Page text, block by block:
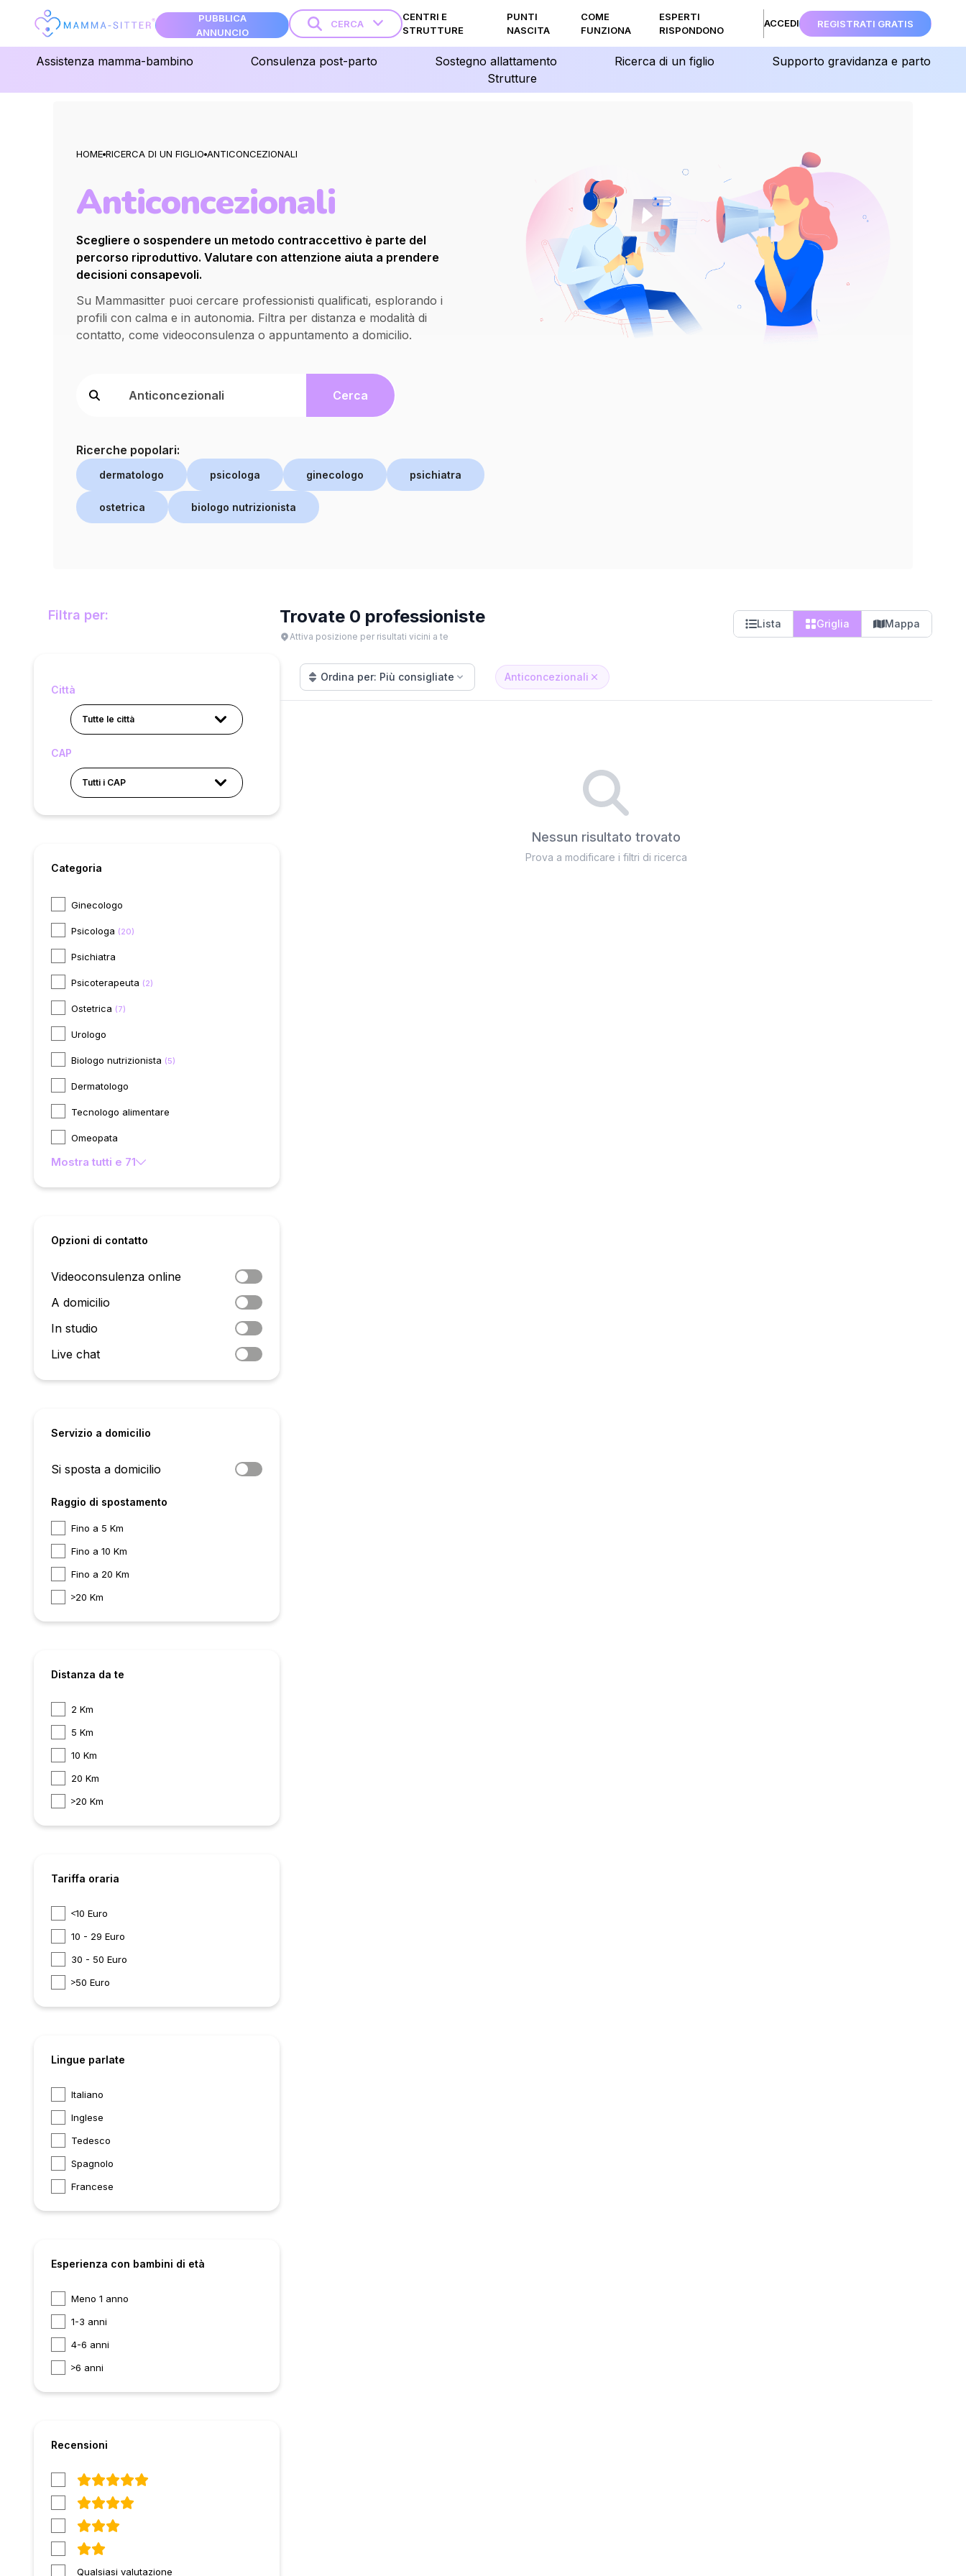
PUBBLICA
ANNUNCIO
CERCA
CENTRI E
STRUTTURE
PUNTI
NASCITA
COME
FUNZIONA
ESPERTI
RISPONDONO
ACCEDI REGISTRATI GRATIS
Assistenza mamma-bambino Consulenza post-parto Sostegno allattamento Ricerca di un figlio
Supporto gravidanza e parto
Strutture
HOME RICERCA DI UN FIGLIO ANTICONCEZIONALI
Anticoncezionali
Scegliere o sospendere un metodo contraccettivo è parte del
percorso riproduttivo. Valutare con attenzione aiuta a prendere
decisioni consapevoli.
Su Mammasitter puoi cercare professionisti qualificati, esplorando i
profili con calma e in autonomia. Filtra per distanza e modalità di
contatto, come videoconsulenza o appuntamento a domicilio.
Cerca
Ricerche popolari:
dermatologo psicologa ginecologo psichiatra
ostetrica biologo nutrizionista
Filtra per:
Città
Tutte le città
CAP
Tutti i CAP
Categoria
Ginecologo
Psicologa (20)
Psichiatra
Psicoterapeuta (2)
Ostetrica (7)
Urologo
Biologo nutrizionista (5)
Dermatologo
Tecnologo alimentare
Omeopata
Mostra tutti e 71
Opzioni di contatto
Videoconsulenza online
A domicilio
In studio
Live chat
Servizio a domicilio
Si sposta a domicilio
Raggio di spostamento
Fino a 5 Km
Fino a 10 Km
Fino a 20 Km
20 Km
Distanza da te
2 Km
5 Km
10 Km
20 Km
20 Km
Tariffa oraria
10 Euro
10 - 29 Euro
30 - 50 Euro
50 Euro
Lingue parlate
Italiano
Inglese
Tedesco
Spagnolo
Francese
Esperienza con bambini di età
Meno 1 anno
1-3 anni
4-6 anni
6 anni
Recensioni
Qualsiasi valutazione
Trovate 0 professioniste
Attiva posizione per risultati vicini a te
Lista Griglia Mappa
Ordina per: Più consigliate Anticoncezionali
Nessun risultato trovato
Prova a modificare i filtri di ricerca